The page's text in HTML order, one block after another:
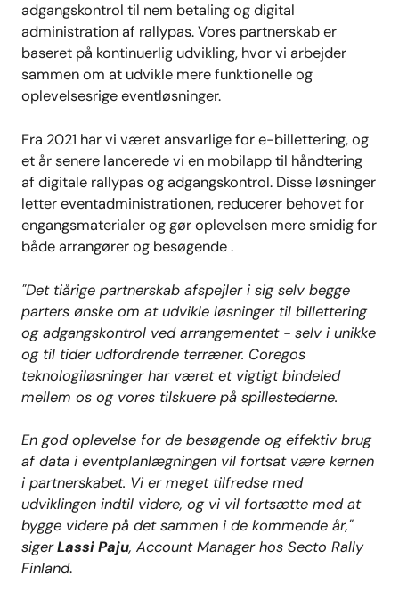
adgangskontrol til nem betaling og digital
administration af rallypas. Vores partnerskab er
baseret på kontinuerlig udvikling, hvor vi arbejder
sammen om at udvikle mere funktionelle og
oplevelsesrige eventløsninger.
Fra 2021 har vi været ansvarlige for e-billettering, og
et år senere lancerede vi en mobilapp til håndtering
af digitale rallypas og adgangskontrol. Disse løsninger
letter eventadministrationen, reducerer behovet for
engangsmaterialer og gør oplevelsen mere smidig for
både arrangører og besøgende.
"Det tiårige partnerskab afspejler i sig selv begge
parters ønske om at udvikle løsninger til billettering
og adgangskontrol ved arrangementet - selv i unikke
og til tider udfordrende terræner. Coregos
teknologiløsninger har været et vigtigt bindeled
mellem os og vores tilskuere på spillestederne.
En god oplevelse for de besøgende og effektiv brug
af data i eventplanlægningen vil fortsat være kernen
i partnerskabet. Vi er meget tilfredse med
udviklingen indtil videre, og vi vil fortsætte med at
bygge videre på det sammen i de kommende år,"
sigerLassi Paju, Account Manager hos Secto Rally
Finland.